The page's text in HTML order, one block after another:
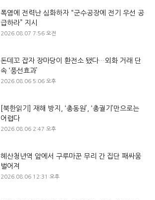
폭염에 전력난 심화하자 “군수공장에 전기 우선 공
급하라” 지시
2026.08.07 7:56 오전
돈데꼬 잡자 장마당이 환전소 됐다…외화 거래 단
속 ‘풍선효과’
2026.08.06 5:06 오후
[북한읽기] 재해 방지, ‘총동원’, ‘총궐기’만으로는
어렵다
2026.08.06 2:47 오후
혜산청년역 앞에서 구루마꾼 무리 간 집단 패싸움
벌어져
2026.08.06 12:31 오후